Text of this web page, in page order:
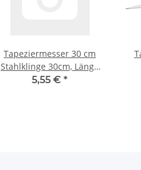
Tapeziermesser 30 cm
Stahlklinge 30cm, Länge
44cm
5,55 € *